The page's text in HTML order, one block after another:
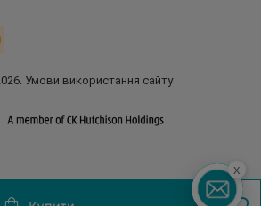
Умови використання сайту
x